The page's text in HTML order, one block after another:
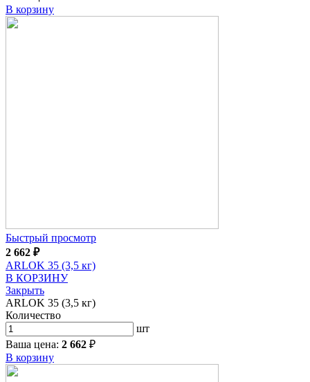
В корзину
Быстрый просмотр
2 662 ₽
ARLOK 35 (3,5 кг)
В КОРЗИНУ
Закрыть
ARLOK 35 (3,5 кг)
Количество
шт
Ваша цена: 2 662 ₽
В корзину